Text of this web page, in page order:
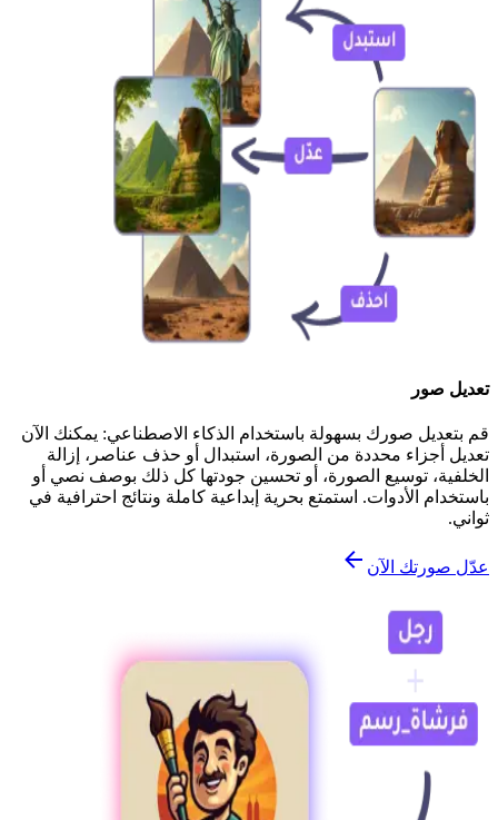
تعديل صور
قم بتعديل صورك بسهولة باستخدام الذكاء الاصطناعي: يمكنك الآن
تعديل أجزاء محددة من الصورة، استبدال أو حذف عناصر، إزالة
الخلفية، توسيع الصورة، أو تحسين جودتها كل ذلك بوصف نصي أو
باستخدام الأدوات. استمتع بحرية إبداعية كاملة ونتائج احترافية في
ثواني.
عدّل صورتك الآن